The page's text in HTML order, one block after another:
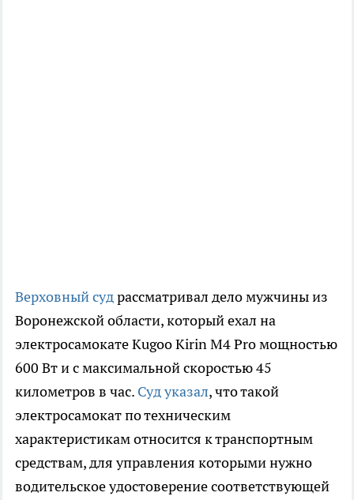
Верховный судрассматривал дело мужчины из
Воронежской области, который ехал на
электросамокате Kugoo Kirin M4 Pro мощностью
600 Вт и с максимальной скоростью 45
километров в час. Суд указал, что такой
электросамокат по техническим
характеристикам относится к транспортным
средствам, для управления которыми нужно
водительское удостоверение соответствующей